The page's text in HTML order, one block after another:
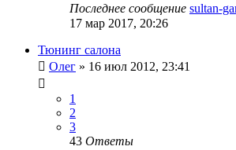
Последнее сообщение sultan-
17 мар 2017, 20:26
Тюнинг салона
Олег » 16 июл 2012, 23:41
1
2
3
43 Ответы